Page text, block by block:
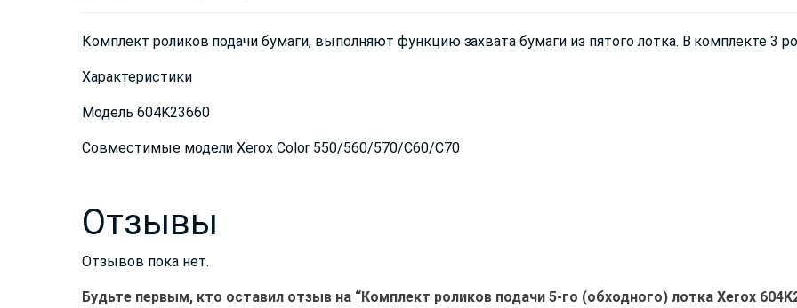
Комплект роликов подачи бумаги, выполняют функцию захвата бумаги из пятого лотка. В комплекте 3
Характеристики
Модель 604K23660
Совместимые модели Xerox Color 550/560/570/C60/C70
Отзывы
Отзывов пока нет.
Будьте первым, кто оставил отзыв на “Комплект роликов подачи 5-го (обходного) лотка Xerox